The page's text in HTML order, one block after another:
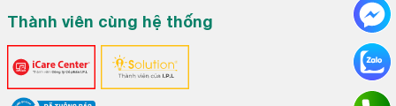
Thành viên cùng hệ thống